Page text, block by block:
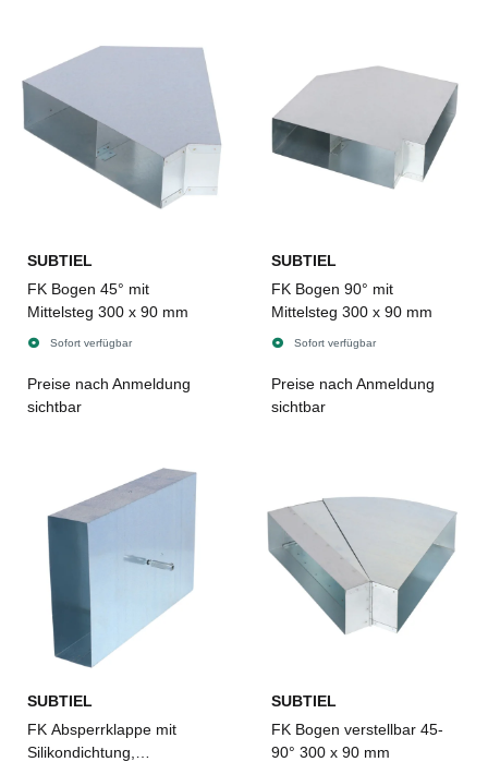
SUBTIEL
FK Bogen 45° mit
Mittelsteg 300 x 90 mm
Sofort verfügbar
Preise nach Anmeldung
sichtbar
SUBTIEL
FK Bogen 90° mit
Mittelsteg 300 x 90 mm
Sofort verfügbar
Preise nach Anmeldung
sichtbar
SUBTIEL
FK Absperrklappe mit
Silikondichtung,
SUBTIEL
FK Bogen verstellbar 45-
90° 300 x 90 mm